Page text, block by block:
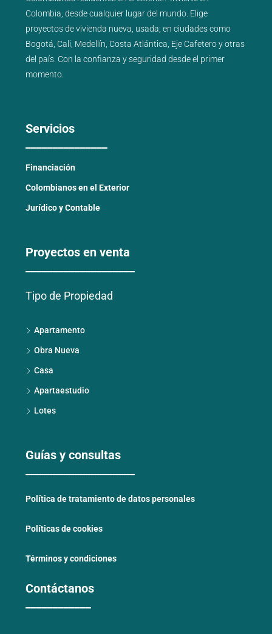
Colombia, desde cualquier lugar del mundo. Elige
proyectos devivienda nueva usada; en ciudades como
Bogotá Cali Medellín Costa Atlántica Eje Cafeteroyotras
del país . Con la confianza y seguridad desde el primer
momento.
Servicios
Financiación
Colombianos en el Exterior
Jurídico y Contable
Proyectos en venta
Tipo de Propiedad
Apartamento
Obra Nueva
Casa
Apartaestudio
Lotes
Guías y consultas
Política de tratamiento de datos personales
Políticas de cookies
Términos y condiciones
Contáctanos